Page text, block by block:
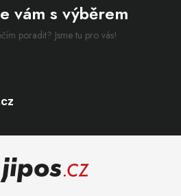
vám s výběrem
poradit? Jsme tu pro vás!